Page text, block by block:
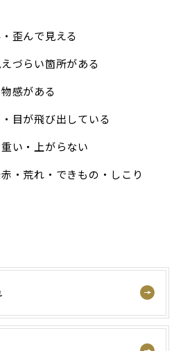
歪んで見える
づらい箇所がある
感がある
目が飛び出している
い・上がらない
・荒れ・できもの・しこり